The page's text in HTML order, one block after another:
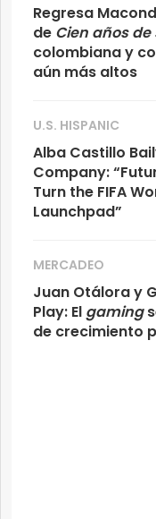
Regresa
de Cien años
colombiana y
aún más altos
U.S. HISPANIC
Alba Castillo
Company:
Turn the FIFA
Launchpad”
MERCADEO
Juan Otálora y
Play: El gaming
de crecimiento